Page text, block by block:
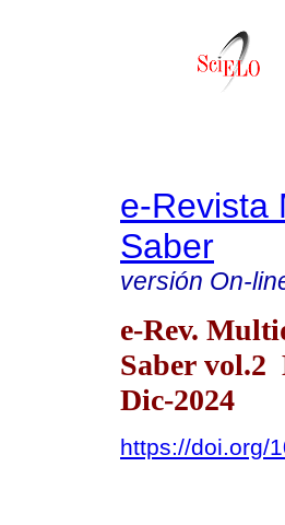
e-Revista
Saber
versión On-
e-Rev.
Saber vol.2
Dic-2024
https://doi.org/